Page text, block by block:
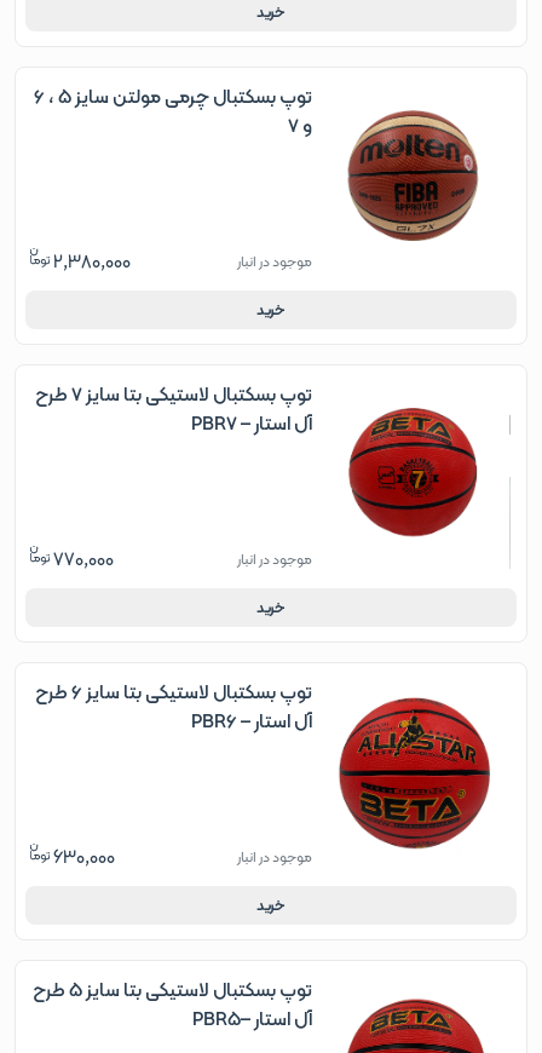
خرید
توپ بسکتبال چرمی مولتن سایز 5 ، 6
و 7
موجود در انبار 2,380,000
خرید
توپ بسکتبال لاستیکی بتا سایز 7 طرح
آل استار – PBR7
موجود در انبار 770,000
خرید
توپ بسکتبال لاستیکی بتا سایز 6 طرح
آل استار – PBR6
موجود در انبار 630,000
خرید
توپ بسکتبال لاستیکی بتا سایز 5 طرح
آل استار –PBR5